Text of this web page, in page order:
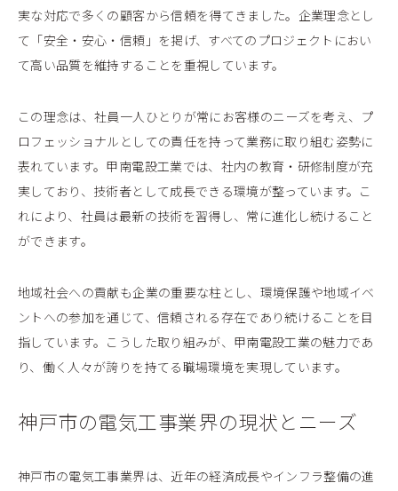
実な対応で多くの顧客から信頼を得てきました。企業理念とし
て「安全・安心・信頼」を掲げ、すべてのプロジェクトにおい
て高い品質を維持することを重視しています。
この理念は、社員一人ひとりが常にお客様のニーズを考え、プ
ロフェッショナルとしての責任を持って業務に取り組む姿勢に
表れています。甲南電設工業では、社内の教育・研修制度が充
実しており、技術者として成長できる環境が整っています。こ
れにより、社員は最新の技術を習得し、常に進化し続けること
ができます。
地域社会への貢献も企業の重要な柱とし、環境保護や地域イベ
ントへの参加を通じて、信頼される存在であり続けることを目
指しています。こうした取り組みが、甲南電設工業の魅力であ
り、働く人々が誇りを持てる職場環境を実現しています。
神戸市の電気工事業界の現状とニーズ
神戸市の電気工事業界は、近年の経済成長やインフラ整備の進